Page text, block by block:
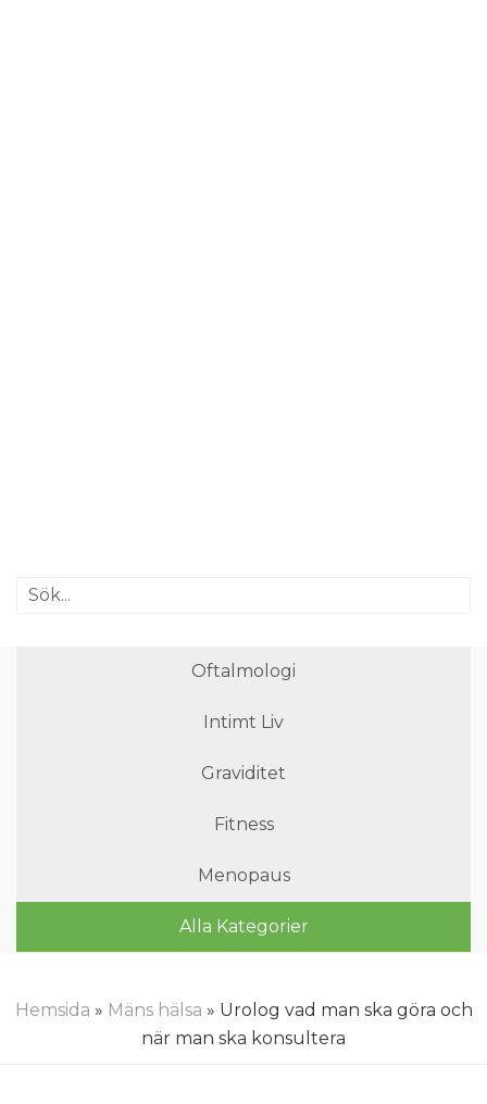
Oftalmologi
Intimt Liv
Graviditet
Fitness
Menopaus
Alla Kategorier
Hemsida » Mäns hälsa » Urolog vad man ska göra och
när man ska konsultera